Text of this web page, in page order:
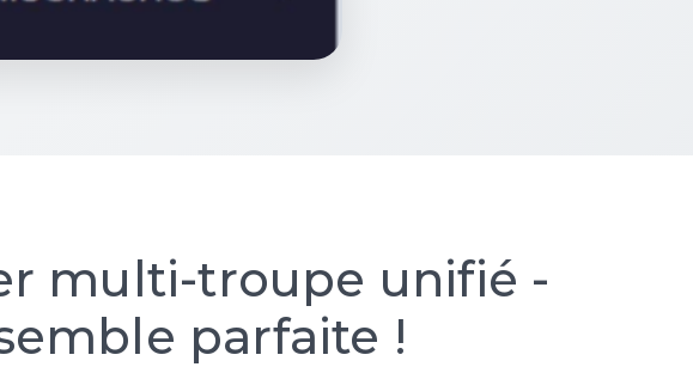
multi-troupe unifié -
parfaite !